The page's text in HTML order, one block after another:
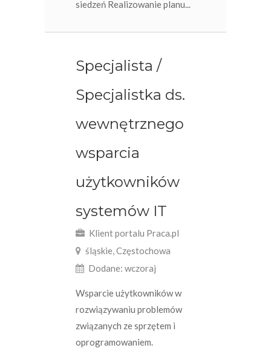
siedzeń Realizowanie planu...
Specjalista /
Specjalistka ds.
wewnętrznego
wsparcia
użytkowników
systemów IT
Klient portalu Praca.pl
śląskie, Częstochowa
Dodane: wczoraj
Wsparcie użytkowników w
rozwiązywaniu problemów
związanych ze sprzętem i
oprogramowaniem.